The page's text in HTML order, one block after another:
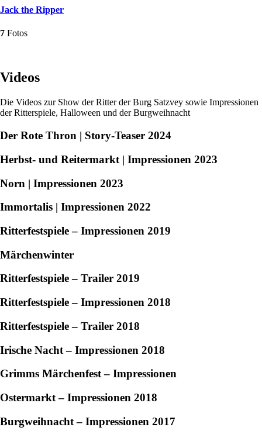
Jack the Ripper
7 Fotos
Videos
Die Videos zur Show der Ritter der Burg Satzvey sowie Impressionen
der Ritterspiele, Halloween und der Burgweihnacht
Der Rote Thron | Story-Teaser 2024
Herbst- und Reitermarkt | Impressionen 2023
Norn | Impressionen 2023
Immortalis | Impressionen 2022
Ritterfestspiele – Impressionen 2019
Märchenwinter
Ritterfestspiele – Trailer 2019
Ritterfestspiele – Impressionen 2018
Ritterfestspiele – Trailer 2018
Irische Nacht – Impressionen 2018
Grimms Märchenfest – Impressionen
Ostermarkt – Impressionen 2018
Burgweihnacht – Impressionen 2017